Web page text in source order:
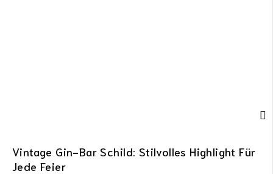
Vintage Gin-Bar Schild: Stilvolles Highlight Für
Jede Feier